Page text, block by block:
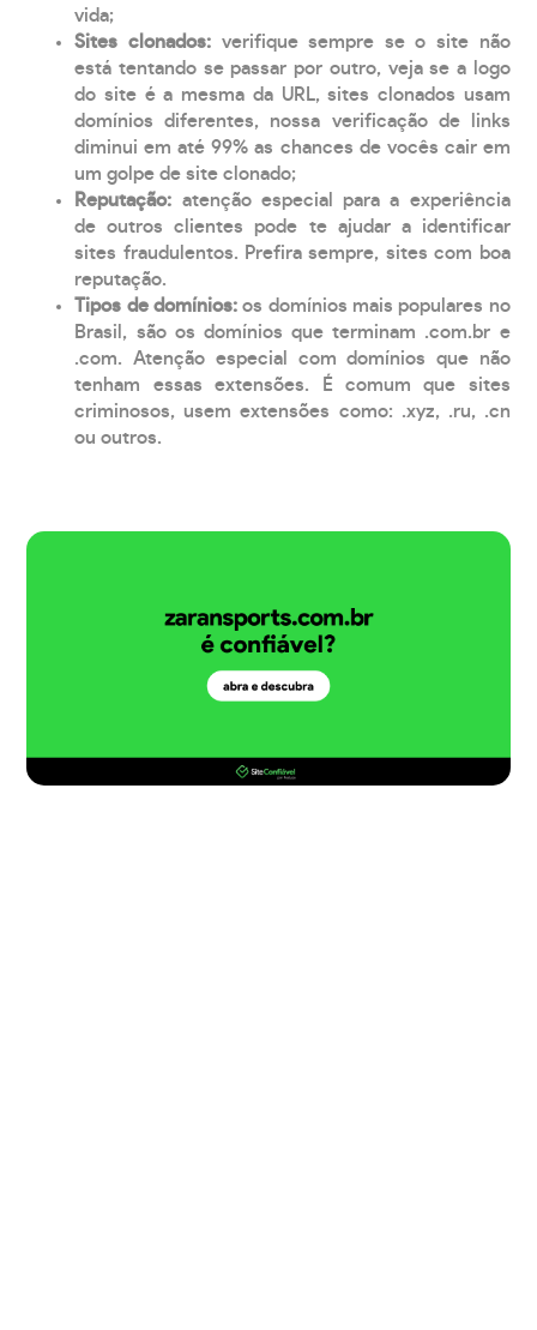
vida;
Sites clonados: verifique sempre se o site não
está tentando se passar por outro, veja se a logo
do site é a mesma da URL, sites clonados usam
domínios diferentes, nossa verificação de links
diminui em até 99% as chances de vocês cair em
um golpe de site clonado;
Reputação: atenção especial para a experiência
de outros clientes pode te ajudar a identificar
sites fraudulentos. Prefira sempre, sites com boa
reputação.
Tipos de domínios:os domínios mais populares no
Brasil, são os domínios que terminam .com.br e
.com. Atenção especial com domínios que não
tenham essas extensões. É comum que sites
criminosos, usem extensões como: .xyz, .ru, .cn
ou outros.